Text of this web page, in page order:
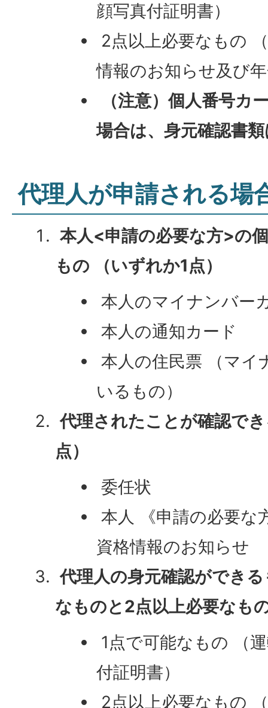
顔写真付証明書）
2点以上必要なもの
情報のお知らせ及び
（注意）個人番号カ
場合は、身元確認書
代理人が申請される場
本人<申請の必要な方>の
もの （いずれか1点）
本人のマイナンバー
本人の通知カード
本人の住民票 （マイ
いるもの）
代理されたことが確認で
点）
委任状
本人 《申請の必要な
資格情報のお知らせ
代理人の身元確認ができ
なものと2点以上必要なも
1点で可能なもの （
付証明書）
2点以上必要なもの